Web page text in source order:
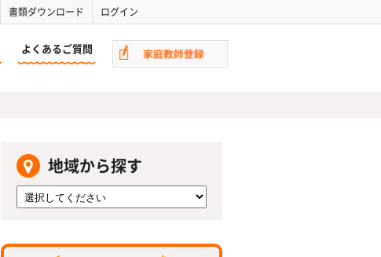
書類ダウンロード ログイン
よくあるご質問
地域から探す